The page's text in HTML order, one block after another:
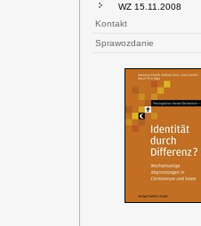
WZ 15.11.2008
Kontakt
Sprawozdanie